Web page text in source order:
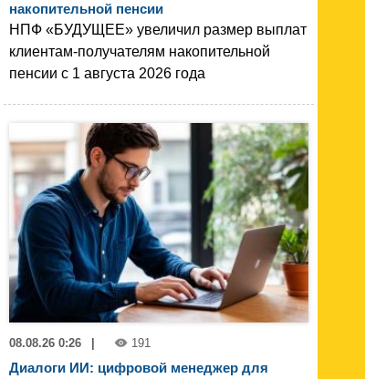
накопительной пенсии
НПФ «БУДУЩЕЕ» увеличил размер выплат
клиентам-получателям накопительной
пенсии с 1 августа 2026 года
08.08.26 0:26 191
Диалоги ИИ: цифровой менеджер для